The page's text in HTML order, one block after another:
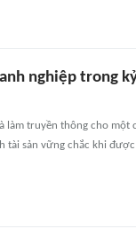
nghiệp trong
truyền thông cho một
sản vững chắc khi